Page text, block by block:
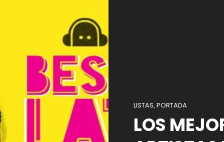
LISTAS, PORTADA
LOS